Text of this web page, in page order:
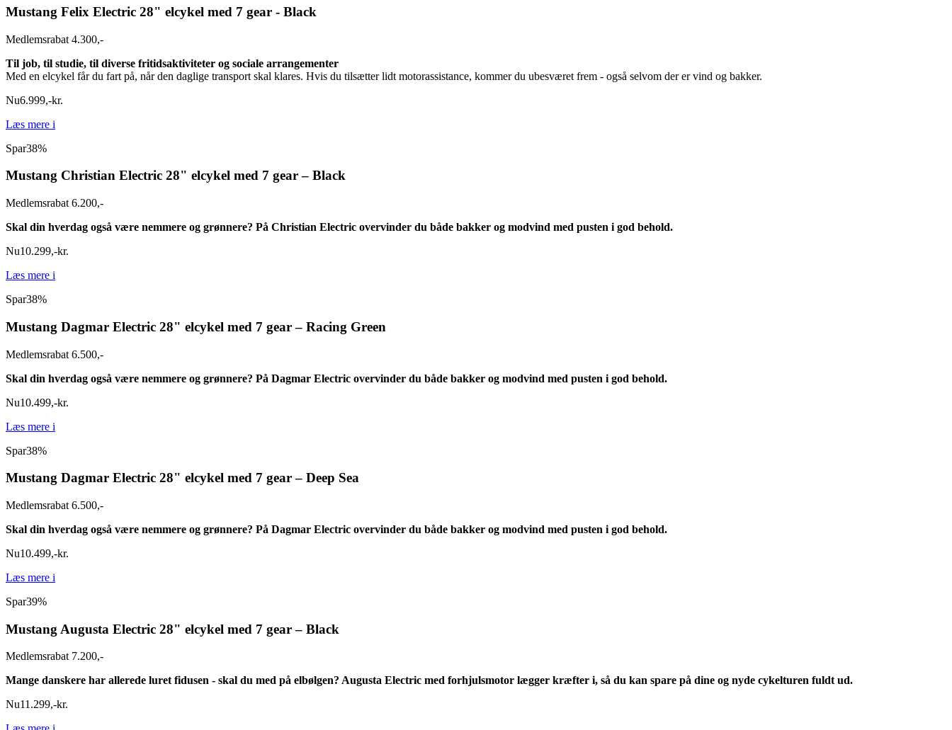
Mustang Felix Electric 28" elcykel med 7 gear - Black
Medlemsrabat 4.300,-
Til job, til studie, til diverse fritidsaktiviteter og sociale arrangementer
Med en elcykel får du fart på, når den daglige transport skal klares. Hvis du tilsætter lidt motorassistance, kommer du ubesværet frem - også selvom der er vind og bakker.
Nu6.999,-kr.
Læs mere i
Spar38%
Mustang Christian Electric 28" elcykel med 7 gear – Black
Medlemsrabat 6.200,-
Skal din hverdag også være nemmere og grønnere? På Christian Electric overvinder du både bakker og modvind med pusten i god behold.
Nu10.299,-kr.
Læs mere i
Spar38%
Mustang Dagmar Electric 28" elcykel med 7 gear – Racing Green
Medlemsrabat 6.500,-
Skal din hverdag også være nemmere og grønnere? På Dagmar Electric overvinder du både bakker og modvind med pusten i god behold.
Nu10.499,-kr.
Læs mere i
Spar38%
Mustang Dagmar Electric 28" elcykel med 7 gear – Deep Sea
Medlemsrabat 6.500,-
Skal din hverdag også være nemmere og grønnere? På Dagmar Electric overvinder du både bakker og modvind med pusten i god behold.
Nu10.499,-kr.
Læs mere i
Spar39%
Mustang Augusta Electric 28" elcykel med 7 gear – Black
Medlemsrabat 7.200,-
Mange danskere har allerede luret fidusen - skal du med på elbølgen? Augusta Electric med forhjulsmotor lægger kræfter i, så du kan spare på dine og nyde cykelturen fuldt ud.
Nu11.299,-kr.